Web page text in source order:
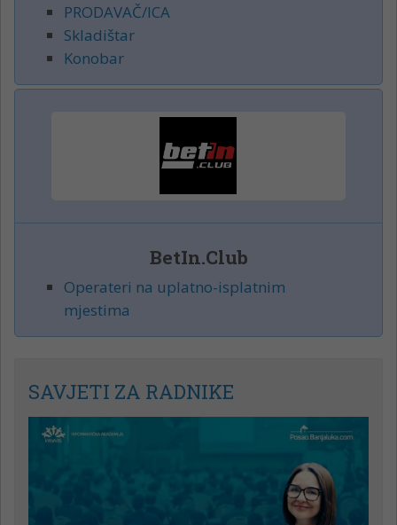
PRODAVAČ/ICA
Skladištar
Konobar
BetIn.Club
Operateri na uplatno-isplatnim
mjestima
SAVJETI ZA RADNIKE